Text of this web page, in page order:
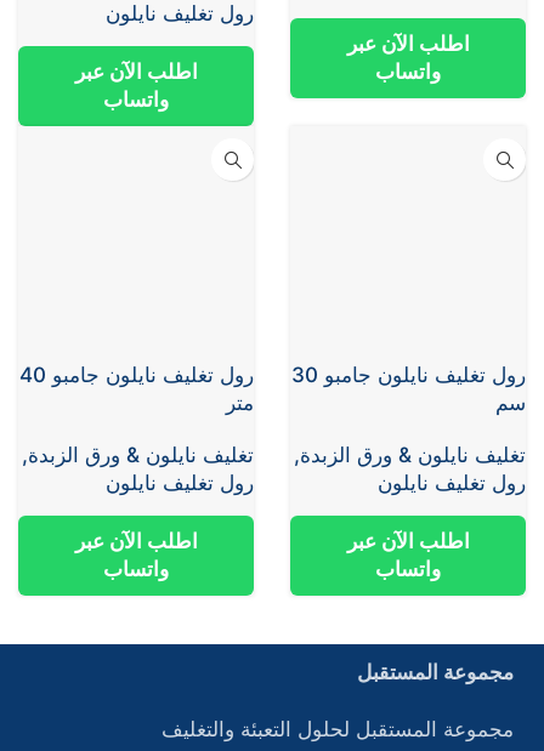
اطلب الآن عبر
واتساب
رول تغليف نايلون
اطلب الآن عبر
واتساب
رول تغليف نايلون جامبو 30
سم
تغليف نايلون & ورق الزبدة,
رول تغليف نايلون
اطلب الآن عبر
واتساب
رول تغليف نايلون جامبو 40
متر
تغليف نايلون & ورق الزبدة,
رول تغليف نايلون
اطلب الآن عبر
واتساب
مجموعة المستقبل
مجموعة المستقبل لحلول التعبئة والتغليف